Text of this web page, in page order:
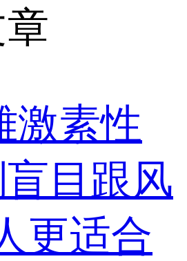
激素性
目跟风
更适合